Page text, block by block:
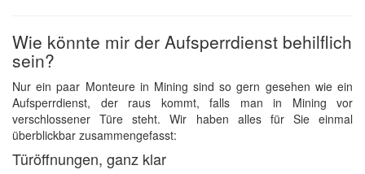
Wie könnte mir der Aufsperrdienst behilflich
sein?
Nur ein paar Monteure in Mining sind so gern gesehen wie ein
Aufsperrdienst, der raus kommt, falls man in Mining vor
verschlossener Türe steht. Wir haben alles für Sie einmal
überblickbar zusammengefasst:
Türöffnungen, ganz klar